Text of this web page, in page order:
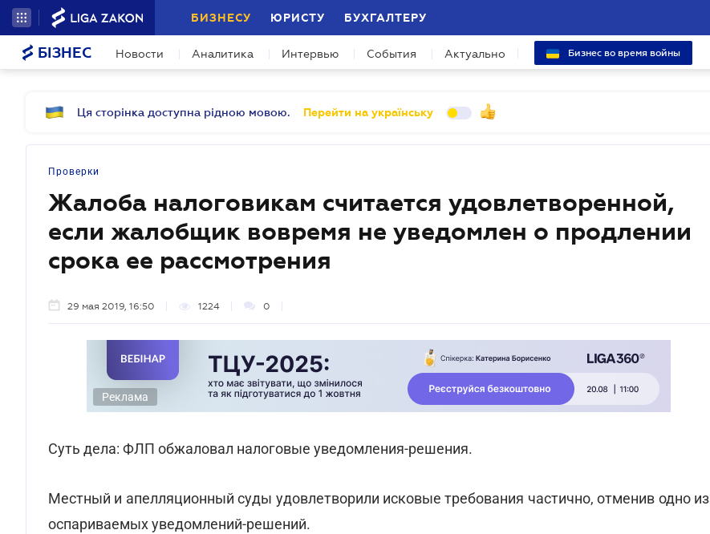
БИЗНЕСУ ЮРИСТУ БУХГАЛТЕРУ
БІЗНЕС Новости Аналитика Интервью События Актуально Бизнес во время войны
Ця сторінка доступна рідною мовою. Перейти на українську
Проверки
Жалоба налоговикам считается удовлетворенной,
если жалобщик вовремя не уведомлен о продлении
срока ее рассмотрения
29 мая 2019, 16:50 1224 0
Реклама
Суть дела: ФЛП обжаловал налоговые уведомления-решения.
Местный и апелляционный суды удовлетворили исковые требования частично, отменив одно из
оспариваемых уведомлений-решений.